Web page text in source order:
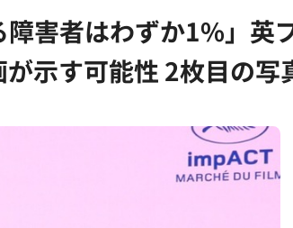
障害者はわずか1%」英
示す可能性 2枚目の写